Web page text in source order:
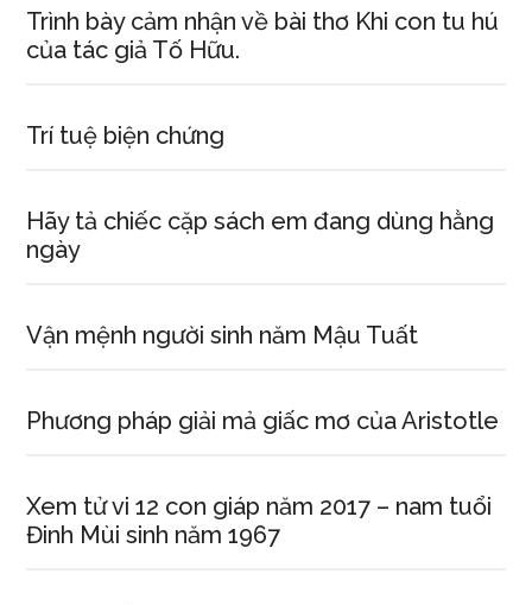
Trình bày cảm nhận về bài thơ Khi con tu hú
của tác giả Tố Hữu.
Trí tuệ biện chứng
Hãy tả chiếc cặp sách em đang dùng hằng
ngày
Vận mệnh người sinh năm Mậu Tuất
Phương pháp giải mả giấc mơ của Aristotle
Xem tử vi 12 con giáp năm 2017 – nam tuổi
Đinh Mùi sinh năm 1967